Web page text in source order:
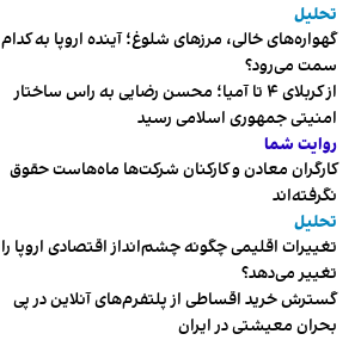
تحلیل
گهواره‌های خالی، مرزهای شلوغ؛ آینده اروپا به کدام
سمت می‌رود؟
از کربلای ۴ تا آمیا؛ محسن رضایی به راس ساختار
امنیتی جمهوری اسلامی رسید
روایت شما
کارگران معادن و کارکنان شرکت‌ها ماه‌هاست حقوق
نگرفته‌اند
تحلیل
تغییرات اقلیمی چگونه چشم‌انداز اقتصادی اروپا را
تغییر می‌دهد؟
گسترش خرید اقساطی از پلتفرم‌های آنلاین در پی
بحران معیشتی در ایران